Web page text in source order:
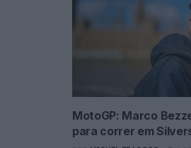
MotoGP: Marco
para correr em